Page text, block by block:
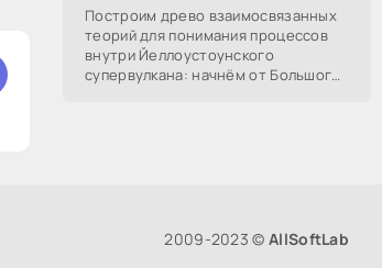
Построим древо взаимосвязанных
теорий для понимания процессов
внутри Йеллоустоунского
супервулкана: начнём от Большого
2009-2023 © AllSoftLab